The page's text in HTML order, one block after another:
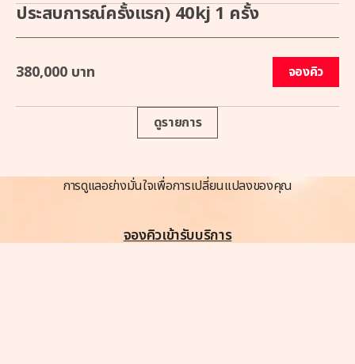
ประสบการณ์ครั้งแรก) 40kj 1 ครั้ง
380,000 บาท จองคิว
ดูรายการ
การดูแลอย่างมั่นใจเพื่อการเปลี่ยนแปลงของคุณ
จองคิวเข้ารับบริการ